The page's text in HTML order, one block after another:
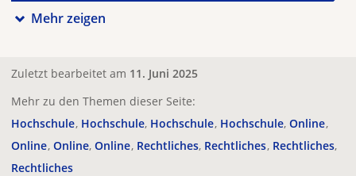
Mehr zeigen
Zuletzt bearbeitet am 11. Juni 2025
Mehr zu den Themen dieser Seite:
Hochschule Hochschule Hochschule Hochschule Online
Online Online Online Rechtliches Rechtliches Rechtliches
Rechtliches